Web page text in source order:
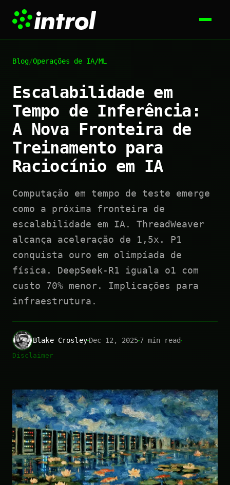
Blog/Operações de IA/ML
Escalabilidade em
Tempo de Inferência:
A Nova Fronteira de
Treinamento para
Raciocínio em IA
Computação em tempo de teste emerge
como a próxima fronteira de
escalabilidade em IA. ThreadWeaver
alcança aceleração de 1,5x. P1
conquista ouro em olimpíada de
física. DeepSeek-R1 iguala o1 com
custo 70% menor. Implicações para
infraestrutura.
Blake CrosleyDec 12, 20257 min read
Disclaimer